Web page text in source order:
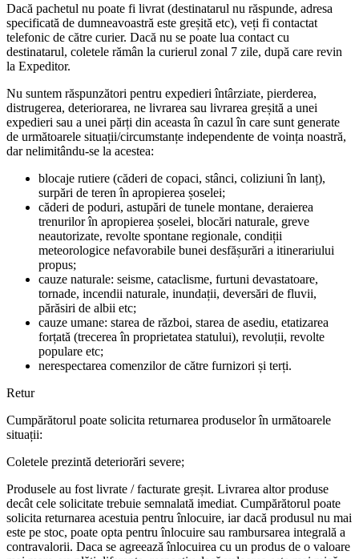
Dacă pachetul nu poate fi livrat (destinatarul nu răspunde, adresa
specificată de dumneavoastră este greșită etc), veți fi contactat
telefonic de către curier. Dacă nu se poate lua contact cu
destinatarul, coletele rămân la curierul zonal 7 zile, după care revin
la Expeditor.
Nu suntem răspunzători pentru expedieri întârziate, pierderea,
distrugerea, deteriorarea, ne livrarea sau livrarea greșită a unei
expedieri sau a unei părți din aceasta în cazul în care sunt generate
de următoarele situații/circumstanțe independente de voința noastră,
dar nelimitându-se la acestea:
blocaje rutiere (căderi de copaci, stânci, coliziuni în lanț),
surpări de teren în apropierea șoselei;
căderi de poduri, astupări de tunele montane, deraierea
trenurilor în apropierea șoselei, blocări naturale, greve
neautorizate, revolte spontane regionale, condiții
meteorologice nefavorabile bunei desfășurări a itinerariului
propus;
cauze naturale: seisme, cataclisme, furtuni devastatoare,
tornade, incendii naturale, inundații, deversări de fluvii,
părăsiri de albii etc;
cauze umane: starea de război, starea de asediu, etatizarea
forțată (trecerea în proprietatea statului), revoluții, revolte
populare etc;
nerespectarea comenzilor de către furnizori și terți.
Retur
Cumpărătorul poate solicita returnarea produselor în următoarele
situații:
Coletele prezintă deteriorări severe;
Produsele au fost livrate / facturate greșit. Livrarea altor produse
decât cele solicitate trebuie semnalată imediat. Cumpărătorul poate
solicita returnarea acestuia pentru înlocuire, iar dacă produsul nu mai
este pe stoc, poate opta pentru înlocuire sau rambursarea integrală a
contravalorii. Daca se agreează înlocuirea cu un produs de o valoare